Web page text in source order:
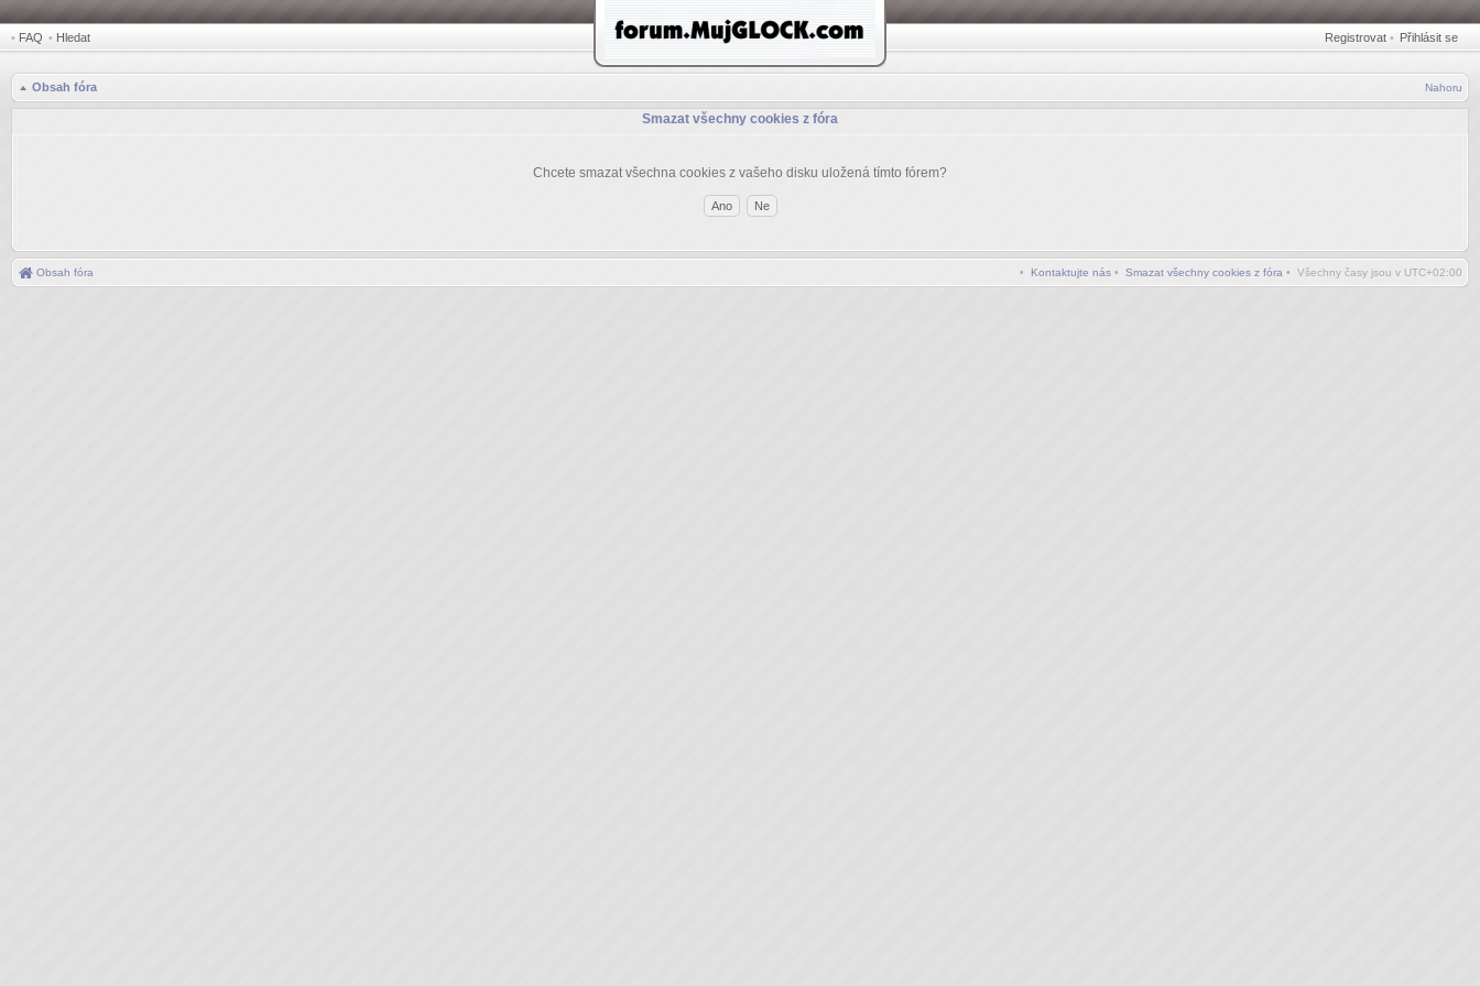
• FAQ • Hledat Registrovat • Přihlásit se
Obsah fóra Nahoru
Smazat všechny cookies z fóra
Chcete smazat všechna cookies z vašeho disku uložená tímto fórem?
Obsah fóra • Všechny časy jsou v UTC+02:00
• Smazat všechny cookies z fóra
• Kontaktujte nás